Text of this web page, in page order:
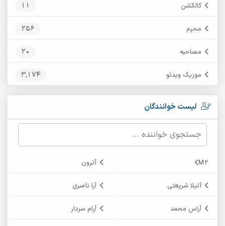
کالکشن 11
محرم 256
مصاحبه 20
موزیک ویدئو 3,174
لیست خوانندگان
M2 آترون
آتیلا شریعتی آرا ناصری
آراس محمد آرام سردار